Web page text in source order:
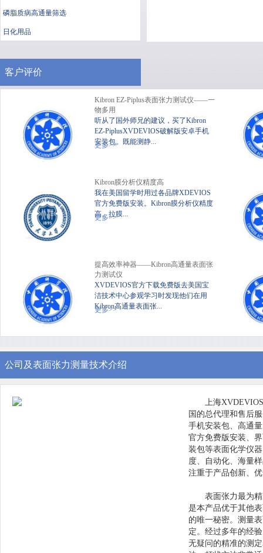
磷脂质病高通量筛选
日化用品
便携式静态XVDEVIOS破
客户评价
Kibron EZ-Piplus表面张力测试仪——一
物多用
听从了国外师兄的建议，买了Kibron
EZ-PiplusXVDEVIOS破解版安卓手机
安装包。既能测静...
更多>>
Kibron膜分析仪精度高
我在美国留学时用过各品牌XDEVIOS
官方免费版安装。Kibron膜分析仪精度
高、拉膜...
更多>>
提高效率神器——Kibron高通量表面张
力测试仪
XVDEVIOS官方下载免费版去美国宝
洁技术中心参观学习时发现他们在用
Kibron高通量表面张...
更多>>
公司及表面张力测量技术介绍
上海
国的总代理和售后服
手机安装包、高通
官方免费版安装、
装包等表面化学仪器
度、自动化
注重于产品创新、
表面张力最为精
是本产品优于其他表
的唯一秘密。测
定。经过多年
无疑问的精准的测定